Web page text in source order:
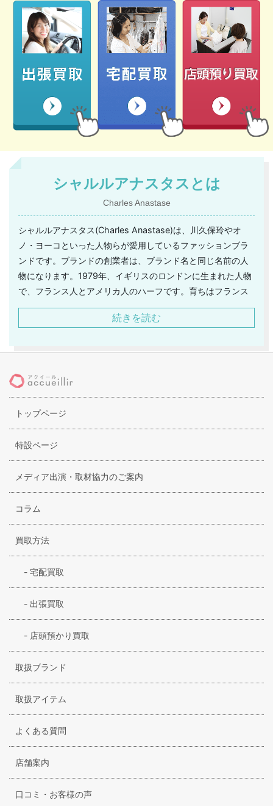
シャルルアナスタスとは
Charles Anastase
シャルルアナスタス(Charles Anastase)は、川久保玲やオ
ノ・ヨーコといった人物らが愛用しているファッションブラ
ンドです。ブランドの創業者は、ブランド名と同じ名前の人
物になります。1979年、イギリスのロンドンに生まれた人物
で、フランス人とアメリカ人のハーフです。育ちはフランス
ですが、ロンドンを拠点として活動を行なっています。創業
者は、もともとはスタイリストやイラストレーターとして活
り、カルバンクラインのキャンペーンにも抜擢されるほどの
ザインに興味を持つようになり、自身のコレクションを発表
するに至りました。コレクションの発表は、フランスのパリ
で行なわれています。更に、コムデギャルソンとはコラボレ
ーションにも取り組んでおり、多くのファンを魅了していま
す。今後の展開も期待されているブランドです。
続きを読む
トップページ
特設ページ
メディア出演・取材協力のご案内
コラム
買取方法
- 宅配買取
- 出張買取
- 店頭預かり買取
取扱ブランド
取扱アイテム
よくある質問
店舗案内
口コミ・お客様の声